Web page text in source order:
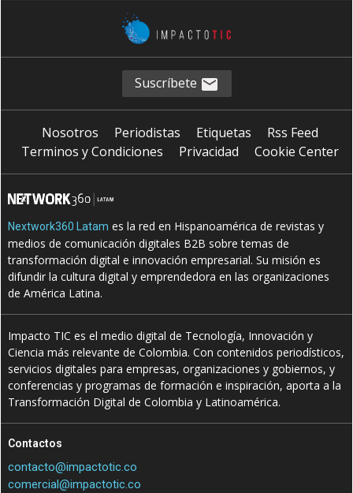
Suscríbete
Nosotros Periodistas Etiquetas
Rss Feed
Terminos y Condiciones
Privacidad Cookie Center
Nextwork360 Latam es la red en Hispanoamérica de revistas y
medios de comunicación digitales B2B sobre temas de
transformación digital e innovación empresarial. Su misión es
difundir la cultura digital y emprendedora en las organizaciones
de América Latina.
Impacto TIC es el medio digital de Tecnología, Innovación y
Ciencia más relevante de Colombia. Con contenidos periodísticos,
servicios digitales para empresas, organizaciones y gobiernos, y
conferencias y programas de formación e inspiración, aporta a la
Transformación Digital de Colombia y Latinoamérica.
Contactos
contacto@impactotic.co
comercial@impactotic.co